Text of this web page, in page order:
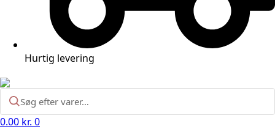
Hurtig levering
0.00 kr. 0